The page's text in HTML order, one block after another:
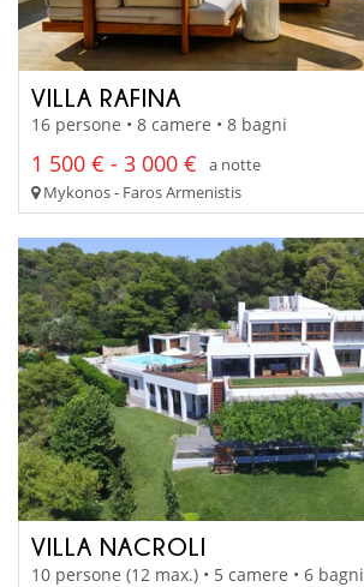
VILLA RAFINA
16 persone • 8 camere • 8 bagni
1 500 € - 3 000 €
a notte
Mykonos - Faros Armenistis
VILLA NACROLI
10 persone (12 max.) • 5 camere • 6 bagni